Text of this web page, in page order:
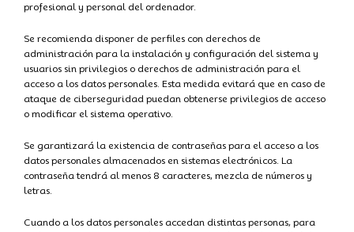
profesional y personal del ordenador.
Se recomienda disponer de perfiles con derechos de
administración para la instalación y configuración del sistema y
usuarios sin privilegios o derechos de administración para el
acceso a los datos personales. Esta medida evitará que en caso de
ataque de ciberseguridad puedan obtenerse privilegios de acceso
o modificar el sistema operativo.
Se garantizará la existencia de contraseñas para el acceso a los
datos personales almacenados en sistemas electrónicos. La
contraseña tendrá al menos 8 caracteres, mezcla de números y
letras.
Cuando a los datos personales accedan distintas personas, para